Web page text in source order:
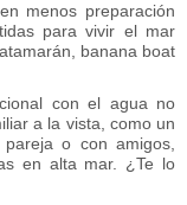
menos preparación
para vivir el mar
banana boat
con el agua no
a la vista, como un
o con amigos,
en alta mar. ¿Te lo